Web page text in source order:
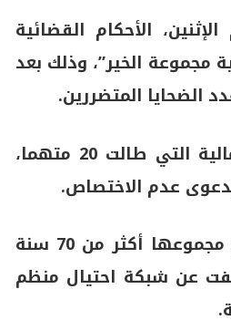
الأحكام القضائية
مجموعة الخير”، وذلك بعد
الضحايا المتضررين.
وقضت الهيئة القضائية بتأييد العقوبات السجنية والغرامات المالية التي طالت 20 متهما،
عدم الاختصاص.
وكانت المحكمة الابتدائية قد أصدرت في وقت سابق أحكاما بلغ مجموعها أكثر من 70 سنة
عن شبكة احتيال منظم